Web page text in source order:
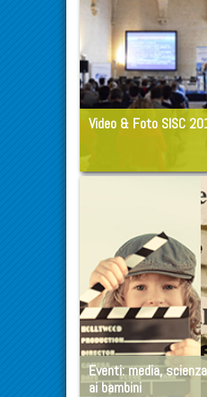
Video & Foto SISC
Eventi: media,
ai bambini